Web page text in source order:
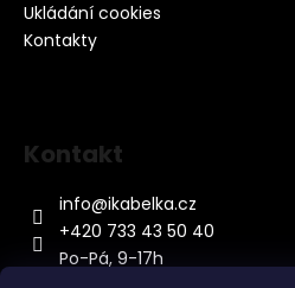
Ukládání cookies
Kontakty
Kontakt
info@ikabelka.cz
+420 733 43 50 40
Po-Pá, 9-17h